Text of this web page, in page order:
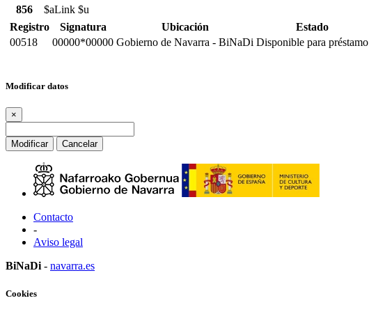
856
$aLink $u
Registro
Signatura Ubicación
Estado
00518
00000*00000 Gobierno de Navarra - BiNaDi Disponible para préstamo
Modificar datos
×
Modificar Cancelar
Contacto
-
Aviso legal
BiNaDi - navarra.es
Cookies